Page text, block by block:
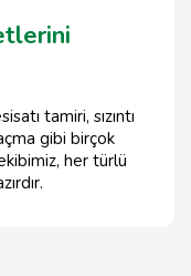
tamiri, sızıntı
gibi birçok
her türlü